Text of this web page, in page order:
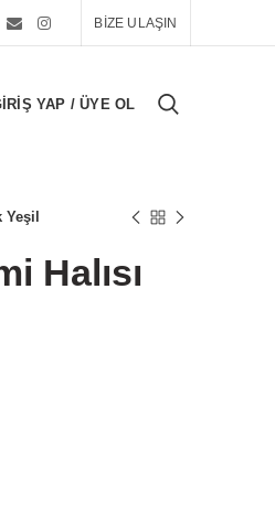
BİZE ULAŞIN
YAP / ÜYE OL
Halısı